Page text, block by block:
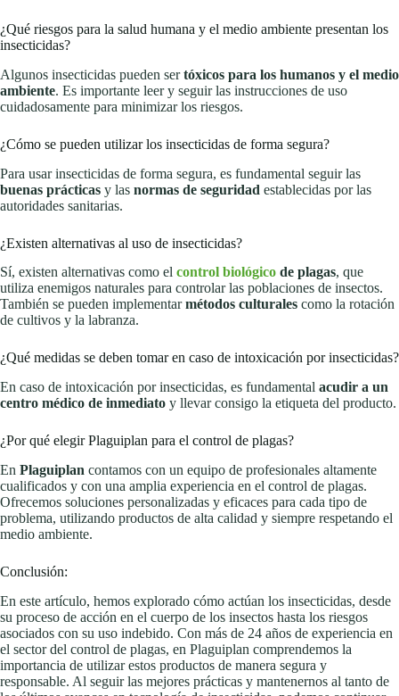
¿Qué riesgos para la salud humana y el medio ambiente presentan los
insecticidas?
Algunos insecticidas pueden sertóxicos para los humanos y el medio
ambiente. Es importante leer y seguir las instrucciones de uso
cuidadosamente para minimizar los riesgos.
¿Cómo se pueden utilizar los insecticidas de forma segura?
Para usar insecticidas de forma segura, es fundamental seguir las
buenas prácticas y las normas de seguridad establecidas por las
autoridades sanitarias.
¿Existen alternativas al uso de insecticidas?
Sí, existen alternativas como el control biológico de plagas, que
utiliza enemigos naturales para controlar las poblaciones de insectos.
También se pueden implementarmétodos culturales como la rotación
de cultivos y la labranza.
¿Qué medidas se deben tomar en caso de intoxicación por insecticidas?
En caso de intoxicación por insecticidas, es fundamental acudir a un
centro médico de inmediato y llevar consigo la etiqueta del producto.
¿Por qué elegir Plaguiplan para el control de plagas?
En Plaguiplan contamos con un equipo de profesionales altamente
cualificados y con una amplia experiencia en el control de plagas.
Ofrecemos soluciones personalizadas y eficaces para cada tipo de
problema, utilizando productos de alta calidad y siempre respetando el
medio ambiente.
Conclusión:
En este artículo, hemos explorado cómo actúan los insecticidas, desde
su proceso de acción en el cuerpo de los insectos hasta los riesgos
asociados con su uso indebido. Con más de 24 años de experiencia en
el sector del control de plagas, en Plaguiplan comprendemos la
importancia de utilizar estos productos de manera segura y
responsable. Al seguir las mejores prácticas y mantenernos al tanto de